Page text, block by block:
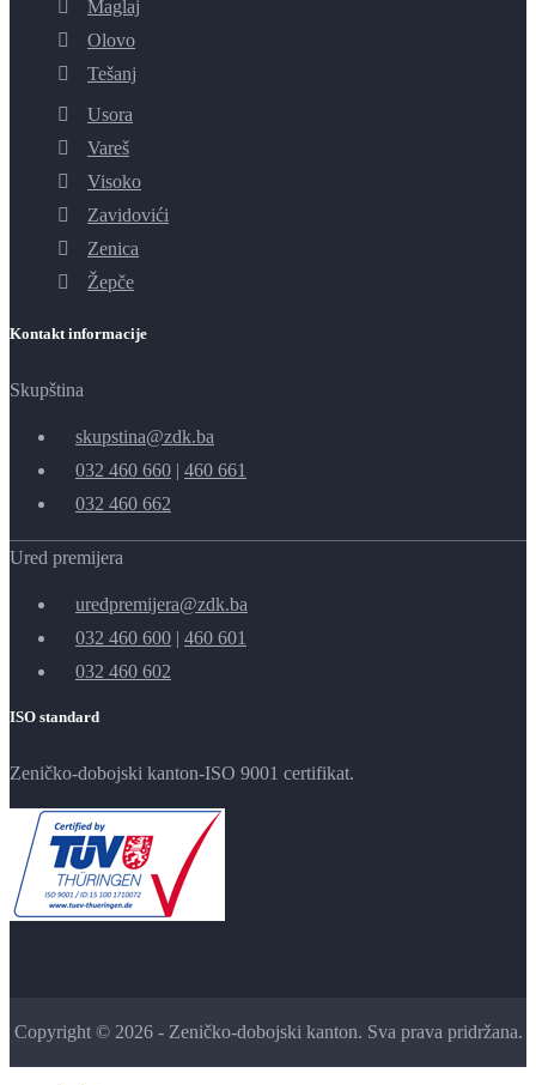
Maglaj
Olovo
Tešanj
Usora
Vareš
Visoko
Zavidovići
Zenica
Žepče
Kontakt informacije
Skupština
skupstina@zdk.ba
032 460 660 | 460 661
032 460 662
Ured premijera
uredpremijera@zdk.ba
032 460 600 | 460 601
032 460 602
ISO standard
Zeničko-dobojski kanton-ISO 9001 certifikat.
Copyright © 2026 - Zeničko-dobojski kanton. Sva prava pridržana.